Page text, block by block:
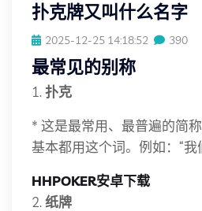
扑克牌又叫什么名字
2025-12-25 14:18:52 390
最常见的别称
1.扑克
* 这是最常用、最普遍的简
基本都用这个词。例如：“我
HHPOKER安卓下载
2.纸牌